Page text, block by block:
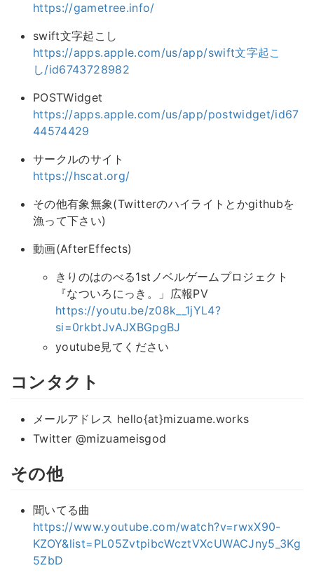
https://gametree.info/
swift文字起こし
https://apps.apple.com/us/app/swift文字起こ
し/id6743728982
POSTWidget
https://apps.apple.com/us/app/postwidget/id67
44574429
サークルのサイト
https://hscat.org/
その他有象無象(Twitterのハイライトとかgithubを
漁って下さい)
動画(AfterEffects)
きりのはのべる1stノベルゲームプロジェクト
『なついろにっき。」広報PV
https://youtu.be/z08k__1jYL4?
si=0rkbtJvAJXBGpgBJ
youtube見てください
コンタクト
メールアドレス hello{at}mizuame.works
Twitter @mizuameisgod
その他
聞いてる曲
https://www.youtube.com/watch?v=rwxX90-
KZOY&list=PL05ZvtpibcWcztVXcUWACJny5_3Kg
5ZbD